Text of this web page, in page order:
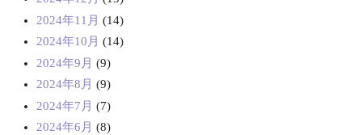
2024年11月 (14)
2024年10月 (14)
2024年9月 (9)
2024年8月 (9)
2024年7月 (7)
2024年6月 (8)